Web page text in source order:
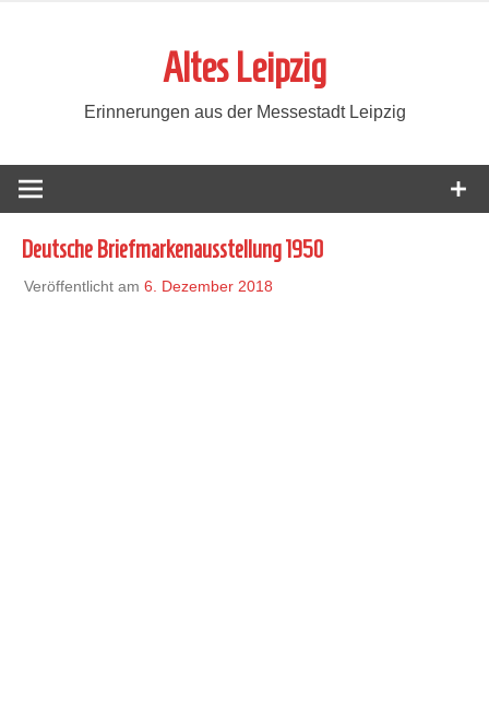
Altes Leipzig
Erinnerungen aus der Messestadt Leipzig
Deutsche Briefmarkenausstellung 1950
Veröffentlicht am 6. Dezember 2018